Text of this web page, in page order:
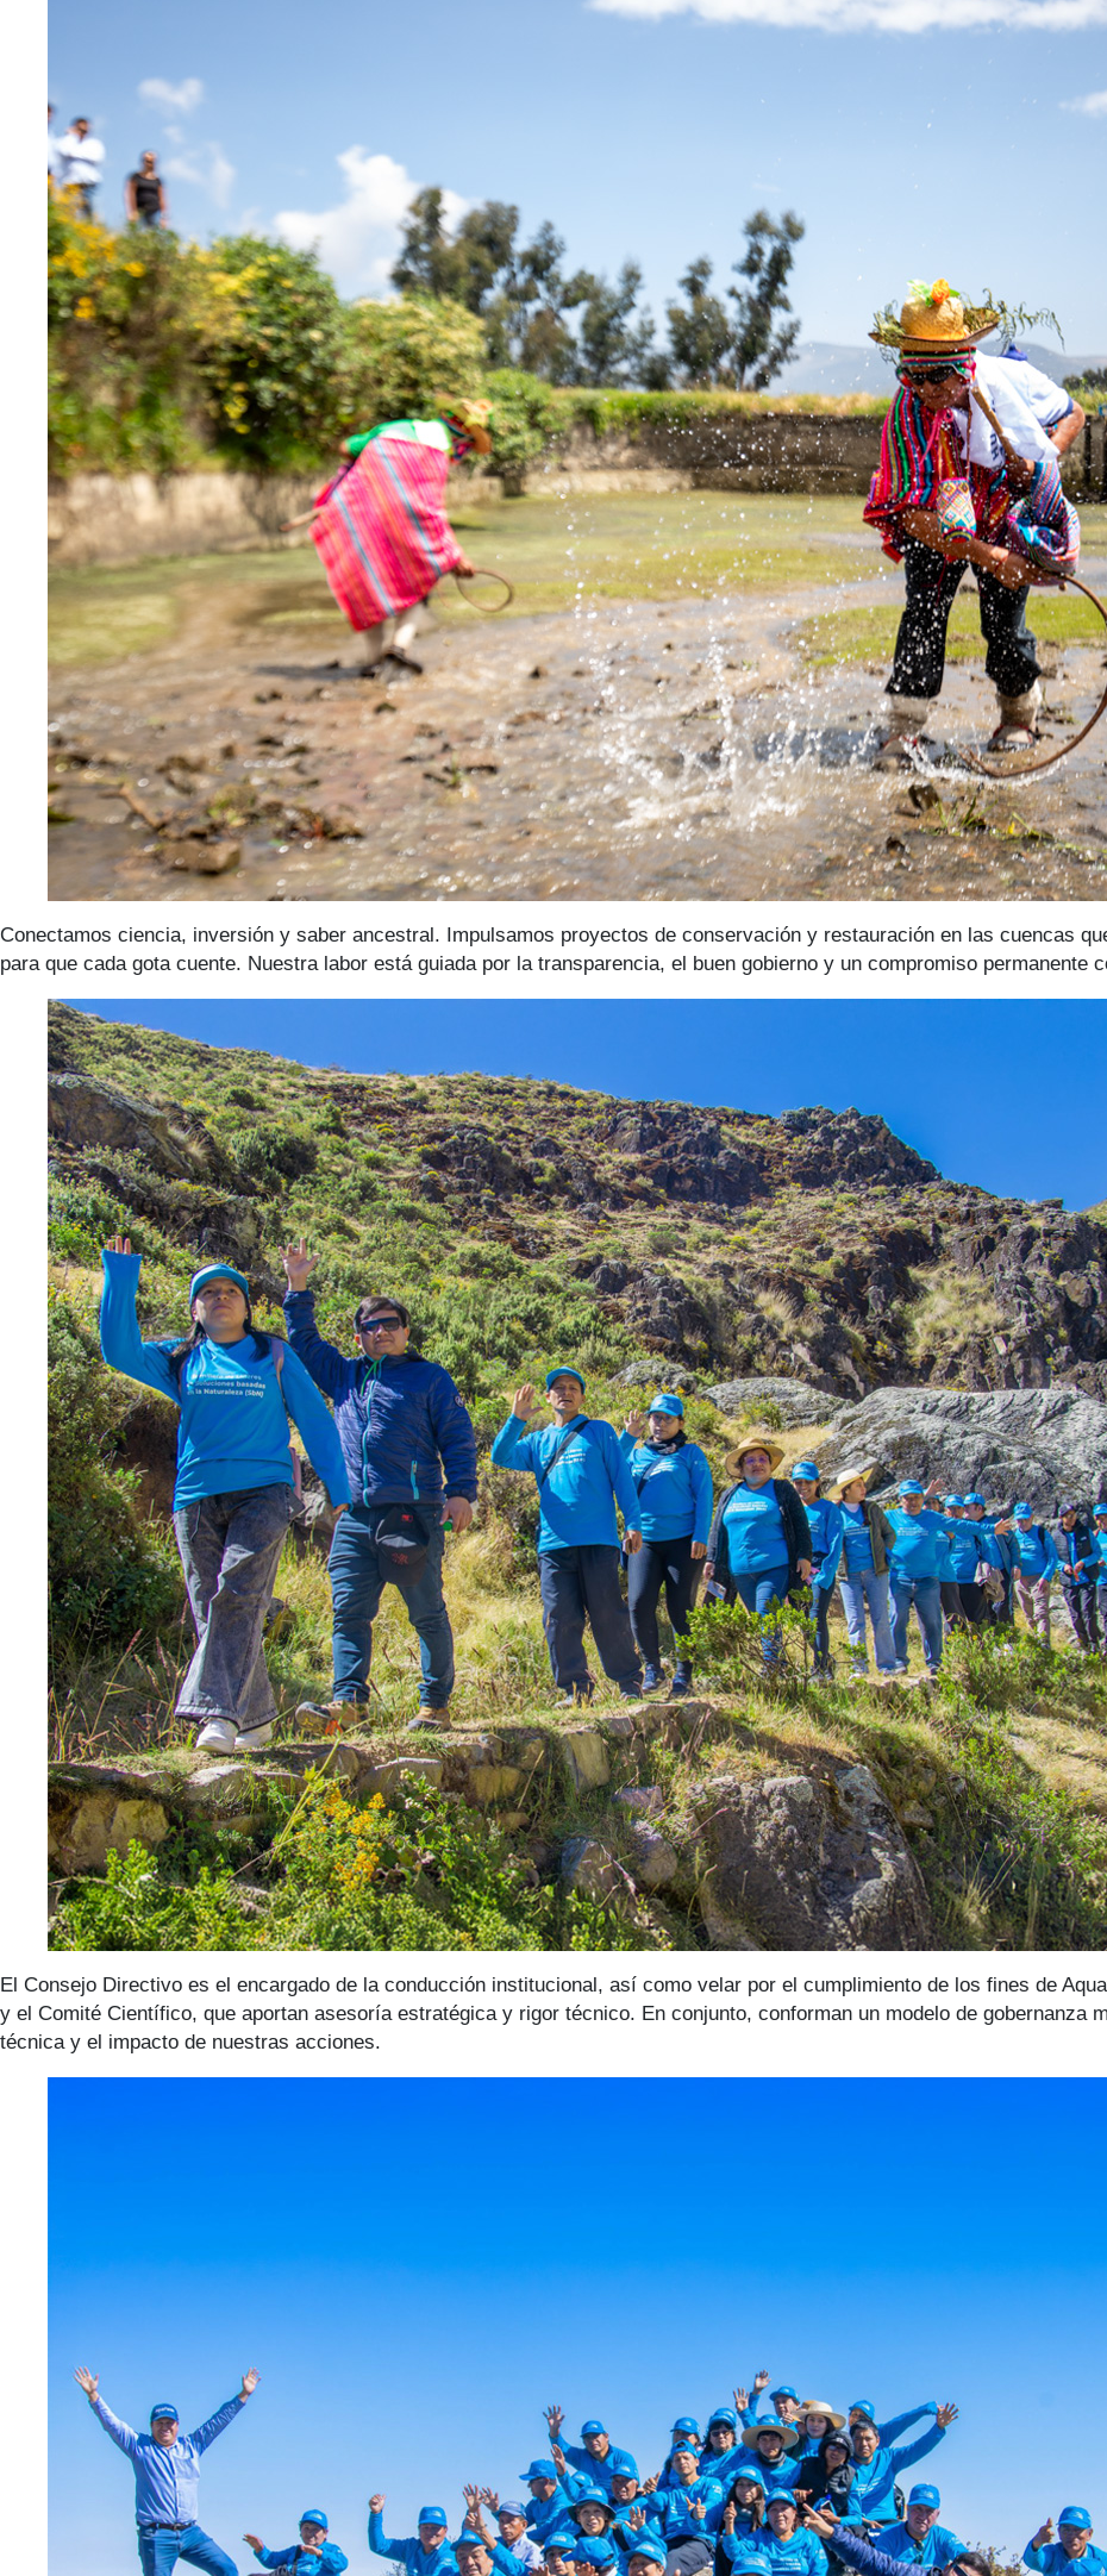
Conectamos ciencia, inversión y saber ancestral. Impulsamos proyectos de conservación y restauración en las cuencas
para que cada gota cuente. Nuestra labor está guiada por la transparencia, el buen gobierno y un compromiso permanente
El Consejo Directivo es el encargado de la conducción institucional, así como velar por el cumplimiento de los fines de
y el Comité Científico, que aportan asesoría estratégica y rigor técnico. En conjunto, conforman un modelo de gobernanza
técnica y el impacto de nuestras acciones.